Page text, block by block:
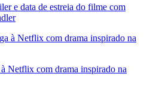
e data de estreia do filme com
Netflix com drama inspirado na